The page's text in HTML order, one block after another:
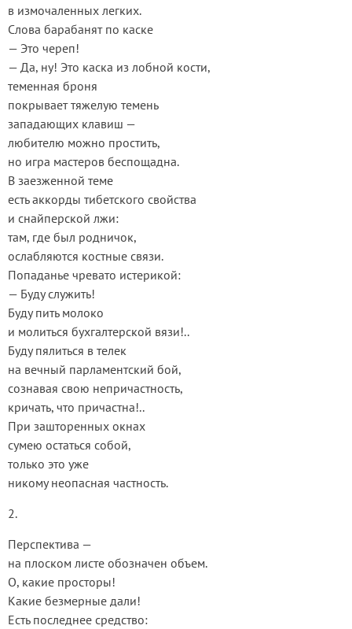
в измочаленных легких.
Слова барабанят по каске
— Это череп!
— Да, ну! Это каска из лобной кости,
теменная броня
покрывает тяжелую темень
западающих клавиш —
любителю можно простить,
но игра мастеров беспощадна.
В заезженной теме
есть аккорды тибетского свойства
и снайперской лжи:
там, где был родничок,
ослабляются костные связи.
Попаданье чревато истерикой:
— Буду служить!
Буду пить молоко
и молиться бухгалтерской вязи!..
Буду пялиться в телек
на вечный парламентский бой,
сознавая свою непричастность,
кричать, что причастна!..
При зашторенных окнах
сумею остаться собой,
только это уже
никому неопасная частность.
2.
Перспектива —
на плоском листе обозначен объем.
О, какие просторы!
Какие безмерные дали!
Есть последнее средство: